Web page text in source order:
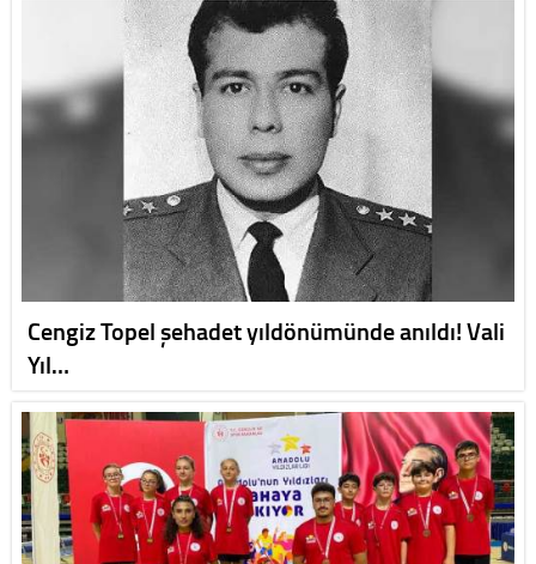
Cengiz Topel şehadet yıldönümünde anıldı! Vali
Yıl…